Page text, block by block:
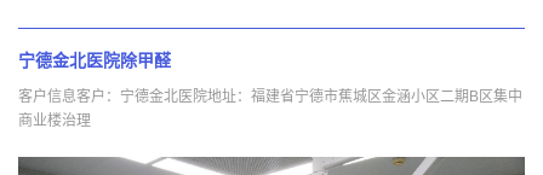
宁德金北医院除甲醛
客户信息客户：宁德金北医院地址：福建省宁德市蕉城区金涵小区二期B区集中
商业楼治理